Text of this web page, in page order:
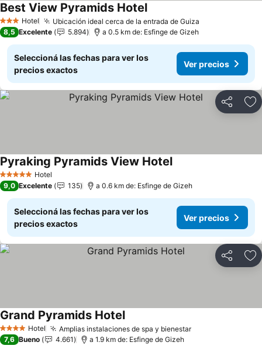
3 Estrellas
Hotel Ubicación ideal cerca de la entrada de Guiza
Best View Pyramids HotelVer precios
8,5 Excelente 5.894 a 0.5 km de: Esfinge de Gizeh
Seleccioná las fechas para ver los
precios exactos
Ver precios
Compartir
5 Estrellas Hotel
Pyraking Pyramids View HotelVer precios
9,0 Excelente 135 a 0.6 km de: Esfinge de Gizeh
Seleccioná las fechas para ver los
precios exactos
Ver precios
Compartir
4 EstrellasHotel Amplias instalaciones de spa y bienestarVer precios
Grand Pyramids HotelVer precios
7,6 Bueno 4.661 a 1.9 km de: Esfinge de Gizeh